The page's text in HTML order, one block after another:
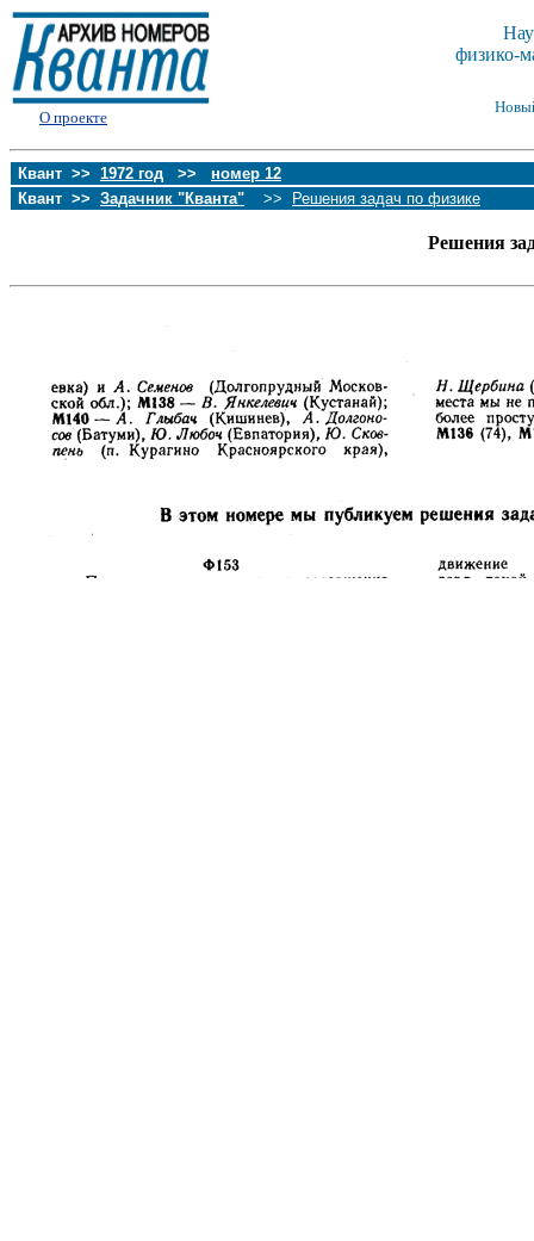
О проекте
физико-
Квант >> 1972 год >> номер 12
Квант >> Задачник "Кванта" >> Решения задач по физике
Решения